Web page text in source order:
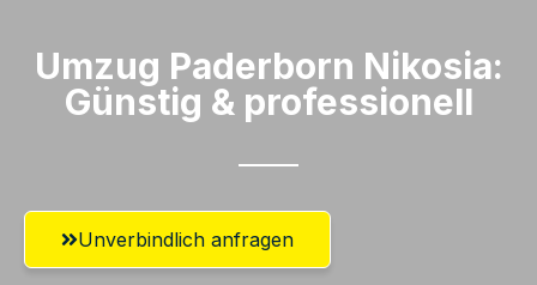
Umzug Paderborn​ Nikosia:
Günstig & professionell​
Unverbindlich anfragen